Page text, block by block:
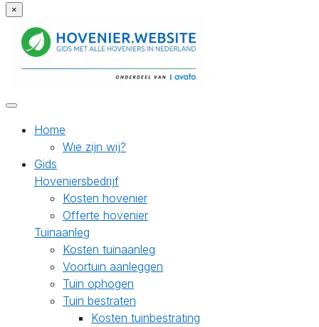
×
Home
Wie zijn wij?
Gids
Hoveniersbedrijf
Kosten hovenier
Offerte hovenier
Tuinaanleg
Kosten tuinaanleg
Voortuin aanleggen
Tuin ophogen
Tuin bestraten
Kosten tuinbestrating